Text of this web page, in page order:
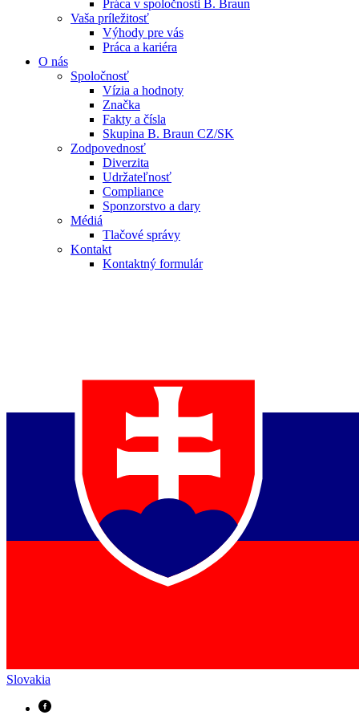
Práca v spoločnosti B. Braun
Vaša príležitosť
Výhody pre vás
Práca a kariéra
O nás
Spoločnosť
Vízia a hodnoty
Značka
Fakty a čísla
Skupina B. Braun CZ/SK
Zodpovednosť
Diverzita
Udržateľnosť
Compliance
Sponzorstvo a dary
Médiá
Tlačové správy
Kontakt
Kontaktný formulár
Slovakia